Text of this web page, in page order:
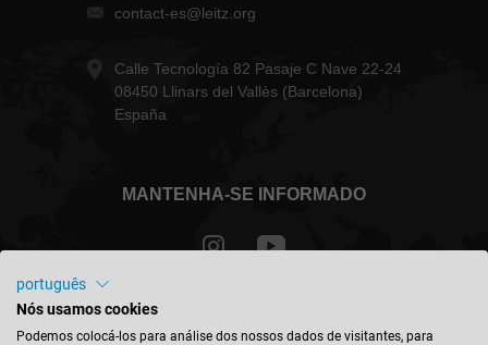
contact-es@leitz.org
Calle Tecnología 82 Pasaje C Nave 22-24
08450 Llinars del Vallès (Barcelona)
España
MANTENHA-SE INFORMADO
português
Nós usamos cookies
Podemos colocá-los para análise dos nossos dados de visitantes, para